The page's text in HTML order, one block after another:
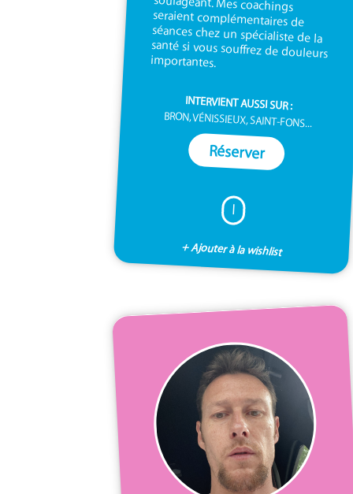
importantes.
INTERVIENT AUSSI SUR :
BRON, VÉNISSIEUX, SAINT-FONS...
Réserver
I
+ Ajouter à la wishlist